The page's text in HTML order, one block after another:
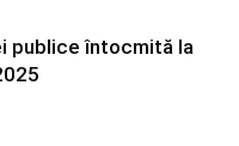
publice întocmită la